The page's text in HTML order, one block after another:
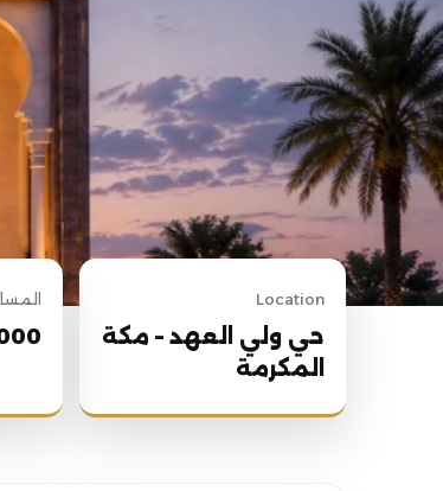
Location
حي ولي العهد – مكة
المكرمة